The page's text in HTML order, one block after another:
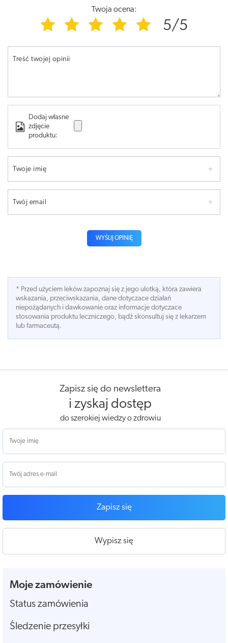
Twoja ocena:
5/5
Treść twojej opinii
Dodaj własne
zdjęcie
produktu:
Twoje imię
Twój email
WYŚLIJ OPINIĘ
* Przed użyciem leków zapoznaj się z jego ulotką, która zawiera
wskazania, przeciwskazania, dane dotyczace działań
niepożądanych i dawkowanie oraz informacje dotyczace
stosowania produktu leczniczego, bądź skonsultuj się z lekarzem
lub farmaceutą.
Zapisz się do newslettera
i zyskaj dostęp
do szerokiej wiedzy o zdrowiu
Zapisz się
Wypisz się
Moje zamówienie
Status zamówienia
Śledzenie przesyłki